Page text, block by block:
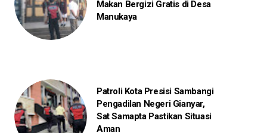
Makan Bergizi Gratis di Desa
Manukaya
Patroli Kota Presisi Sambangi
Pengadilan Negeri Gianyar,
Sat Samapta Pastikan Situasi
Aman